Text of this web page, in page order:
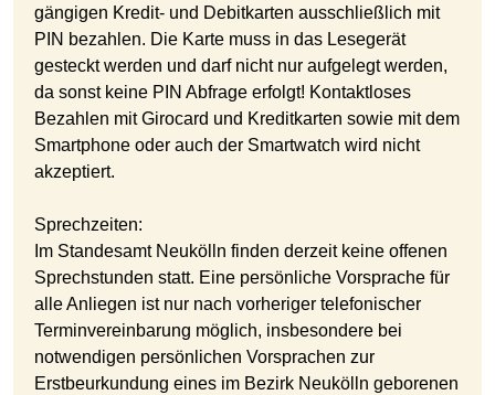
gängigen Kredit- und Debitkarten ausschließlich mit
PIN bezahlen. Die Karte muss in das Lesegerät
gesteckt werden und darf nicht nur aufgelegt werden,
da sonst keine PIN Abfrage erfolgt! Kontaktloses
Bezahlen mit Girocard und Kreditkarten sowie mit dem
Smartphone oder auch der Smartwatch wird nicht
akzeptiert.
Sprechzeiten:
Im Standesamt Neukölln finden derzeit keine offenen
Sprechstunden statt. Eine persönliche Vorsprache für
alle Anliegen ist nur nach vorheriger telefonischer
Terminvereinbarung möglich, insbesondere bei
notwendigen persönlichen Vorsprachen zur
Erstbeurkundung eines im Bezirk Neukölln geborenen